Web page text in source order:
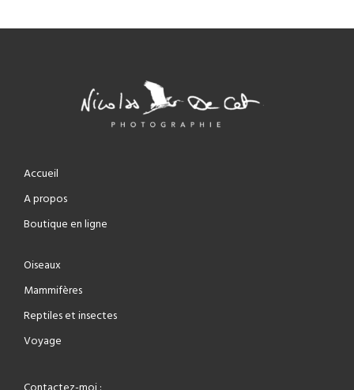
Accueil
A propos
Boutique en ligne
Oiseaux
Mammifères
Reptiles et insectes
Voyage